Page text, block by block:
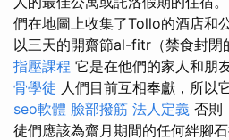
們在地圖上收集了Tollo的酒店和
以三天的開齋節al-fitr（禁食封閉
指壓課程 它是在他們的家人和朋
骨學徒 人們目前互相奉獻，所以
seo軟體 臉部撥筋 法人定義 否則
徒們應該為齋月期​​間的任何絆腳